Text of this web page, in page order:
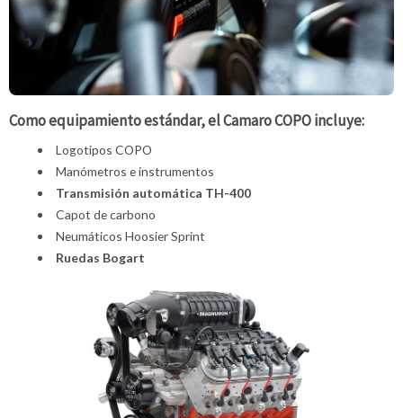
Como equipamiento estándar, el Camaro COPO incluye:
Logotipos COPO
Manómetros e instrumentos
Transmisión automática TH-400
Capot de carbono
Neumáticos Hoosier Sprint
Ruedas Bogart